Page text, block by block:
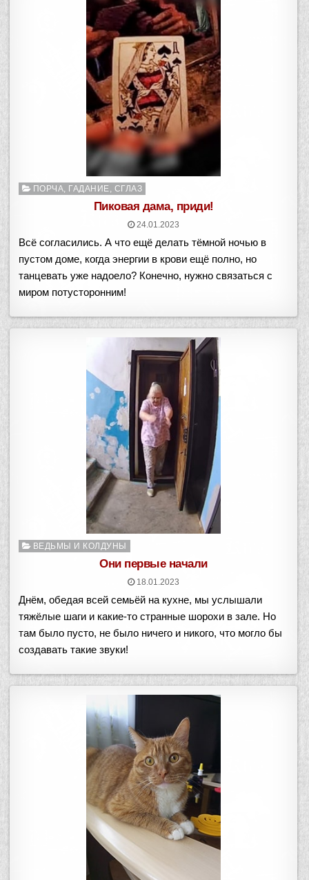
Опубликовано
ПОРЧА, ГАДАНИЕ, СГЛАЗ
Пиковая дама, приди!
24.01.2023
Всё согласились. А что ещё делать тёмной ночью в
пустом доме, когда энергии в крови ещё полно, но
танцевать уже надоело? Конечно, нужно связаться с
миром потусторонним!
Опубликовано
ВЕДЬМЫ И КОЛДУНЫ
Они первые начали
18.01.2023
Днём, обедая всей семьёй на кухне, мы услышали
тяжёлые шаги и какие-то странные шорохи в зале. Но
там было пусто, не было ничего и никого, что могло бы
создавать такие звуки!